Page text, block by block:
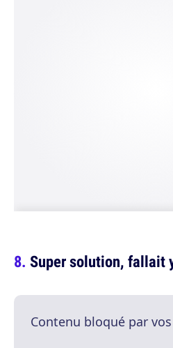
Super solution, fallait
Contenu bloqué par